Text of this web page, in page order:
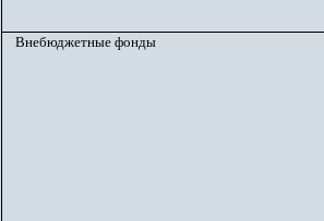
Внебюджетные фонды